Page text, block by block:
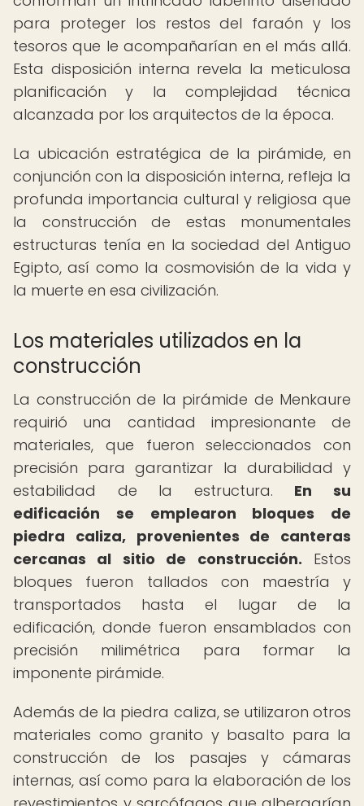
para proteger los restos del faraón y los
tesoros que le acompañarían en el más allá.
Esta disposición interna revela la meticulosa
planificación y la complejidad técnica
alcanzada por los arquitectos de la época.
La ubicación estratégica de la pirámide, en
conjunción con la disposición interna, refleja la
profunda importancia cultural y religiosa que
la construcción de estas monumentales
estructuras tenía en la sociedad del Antiguo
Egipto, así como la cosmovisión de la vida y
la muerte en esa civilización.
Los materiales utilizados en la
construcción
La construcción de la pirámide de Menkaure
requirió una cantidad impresionante de
materiales, que fueron seleccionados con
precisión para garantizar la durabilidad y
estabilidad de la estructura. En su
edificación se emplearon bloques de
piedra caliza, provenientes de canteras
cercanas al sitio de construcción. Estos
bloques fueron tallados con maestría y
transportados hasta el lugar de la
edificación, donde fueron ensamblados con
precisión milimétrica para formar la
imponente pirámide.
Además de la piedra caliza, se utilizaron otros
materiales como granito y basalto para la
construcción de los pasajes y cámaras
internas, así como para la elaboración de los